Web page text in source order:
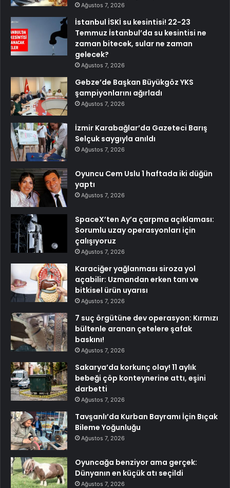
Ağustos 7, 2026
İstanbul İSKİ su kesintisi! 22-23
Temmuz İstanbul’da su kesintisi ne
zaman bitecek, sular ne zaman
gelecek?
Ağustos 7, 2026
Gebze’de Başkan Büyükgöz YKS
şampiyonlarını ağırladı
Ağustos 7, 2026
İzmir Karabağlar’da Gazeteci Barış
Selçuk saygıyla anıldı
Ağustos 7, 2026
Oyuncu Cem Uslu 1 haftada iki düğün
yaptı
Ağustos 7, 2026
SpaceX’ten Ay’a çarpma açıklaması:
Sorumlu uzay operasyonları için
çalışıyoruz
Ağustos 7, 2026
Karaciğer yağlanması siroza yol
açabilir: Uzmandan erken tanı ve
bitkisel ürün uyarısı
Ağustos 7, 2026
7 suç örgütüne dev operasyon: Kırmızı
bültenle aranan çetelere şafak
baskını!
Ağustos 7, 2026
Sakarya’da korkunç olay! 11 aylık
bebeği çöp konteynerine attı, eşini
darbetti
Ağustos 7, 2026
Tavşanlı’da Kurban Bayramı İçin Bıçak
Bileme Yoğunluğu
Ağustos 7, 2026
Oyuncağa benziyor ama gerçek:
Dünyanın en küçük atı seçildi
Ağustos 7, 2026